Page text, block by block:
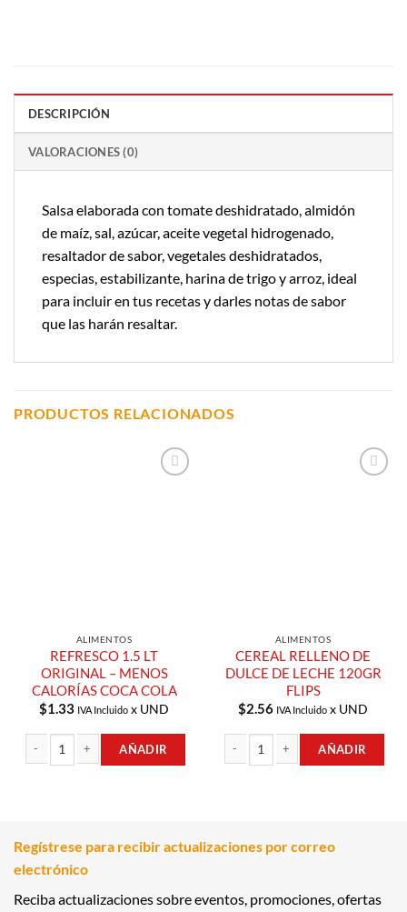
DESCRIPCIÓN
VALORACIONES (0)
Salsa elaborada con tomate deshidratado, almidón
de maíz, sal, azúcar, aceite vegetal hidrogenado,
resaltador de sabor, vegetales deshidratados,
especias, estabilizante, harina de trigo y arroz, ideal
para incluir en tus recetas y darles notas de sabor
que las harán resaltar.
PRODUCTOS RELACIONADOS
ALIMENTOS
REFRESCO 1.5 LT
ORIGINAL – MENOS
CALORÍAS COCA COLA
$1.33 IVA Incluido x UND
AÑADIR
ALIMENTOS
CEREAL RELLENO DE
DULCE DE LECHE 120GR
FLIPS
$2.56 IVA Incluido x UND
AÑADIR
Regístrese para recibir actualizaciones por correo
electrónico
Reciba actualizaciones sobre eventos, promociones, ofertas